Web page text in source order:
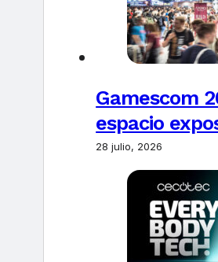
Gamescom
espacio
28 julio, 2026